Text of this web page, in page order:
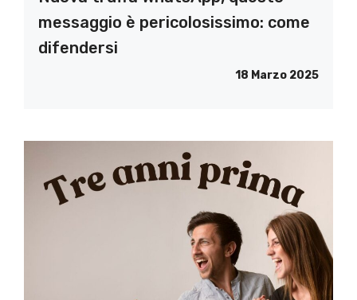
messaggio è pericolosissimo: come
difendersi
18 Marzo 2025